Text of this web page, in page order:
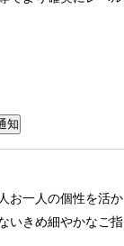
お一人の個性を活か
いきめ細やかなご指